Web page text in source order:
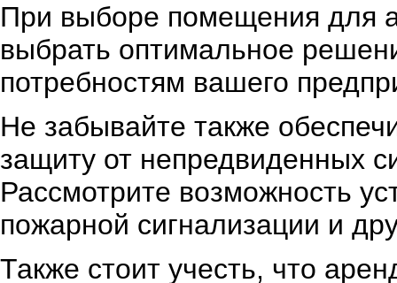
При выборе помещения для
выбрать оптимальное
потребностям вашего
Не забывайте также
защиту от непредвиденных
Рассмотрите возможность
пожарной сигнализации и
Также стоит учесть, что